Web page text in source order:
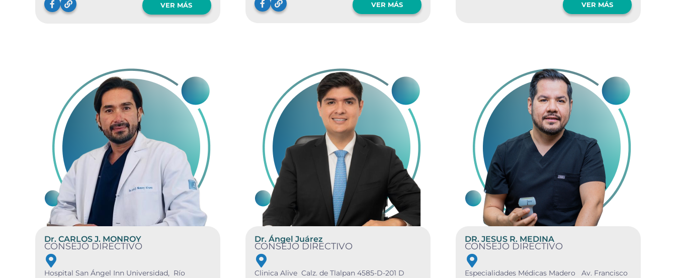
VER MÁS VER MÁS VER MÁS
Dr. CARLOS J. MONROY
CONSEJO DIRECTIVO
Hospital San Ángel Inn Universidad, Río
Dr. Ángel Juárez
CONSEJO DIRECTIVO
Clinica Alive Calz. de Tlalpan 4585-D-201 D
DR. JESUS R. MEDINA
CONSEJO DIRECTIVO
Especialidades Médicas Madero Av. Francisco